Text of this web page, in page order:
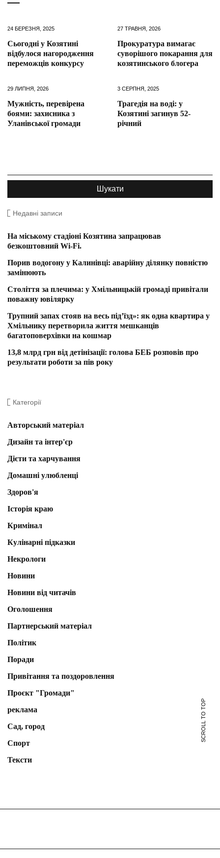
24 БЕРЕЗНЯ, 2025
Сьогодні у Козятині
відбулося нагородження
переможців конкурсу
27 ТРАВНЯ, 2026
Прокуратура вимагає
суворішого покарання для
козятинського блогера
29 ЛИПНЯ, 2026
Мужність, перевірена
боями: захисника з
Уланівської громади
3 СЕРПНЯ, 2025
Трагедія на воді: у
Козятині загинув 52-
річний
Недавні записи
На міському стадіоні Козятина запрацював
безкоштовний Wi-Fi.
Порив водогону у Калинівці: аварійну ділянку повністю
замінюють
Століття за плечима: у Хмільницькій громаді привітали
поважну ювілярку
Трупний запах стояв на весь під’їзд»: як одна квартира у
Хмільнику перетворила життя мешканців
багатоповерхівки на кошмар
13,8 млрд грн від детінізації: голова БЕБ розповів про
результати роботи за пів року
Категорії
Авторський матеріал
Дизайн та інтер'єр
Дієти та харчування
Домашні улюбленці
Здоров'я
Історія краю
Кримінал
Кулінарні підказки
Некрологи
Новини
Новини від читачів
Оголошення
Партнерський матеріал
Політик
Поради
Привітання та поздоровлення
Проєкт "Громади"
реклама
Сад, город
Спорт
Тексти
SCROLL TO TOP